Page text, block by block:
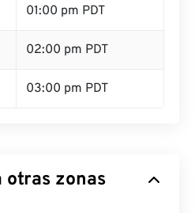
01:00 pm PDT
02:00 pm PDT
03:00 pm PDT
otras zonas